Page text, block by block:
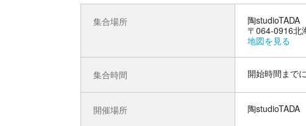
集合場所
陶studioTADA
〒064-0916北
地図を見る
集合時間 開始時間まで
開催場所 陶studioTADA